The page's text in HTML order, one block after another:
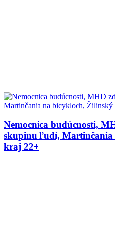
Nemocnica budúcnosti,
skupinu ľudí, Martinčania
kraj 22+